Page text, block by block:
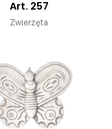
Art. 257
Zwierzęta